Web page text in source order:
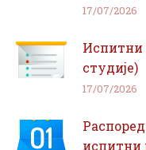
17/07/2026
Испитни
студије)
17/07/2026
испитни